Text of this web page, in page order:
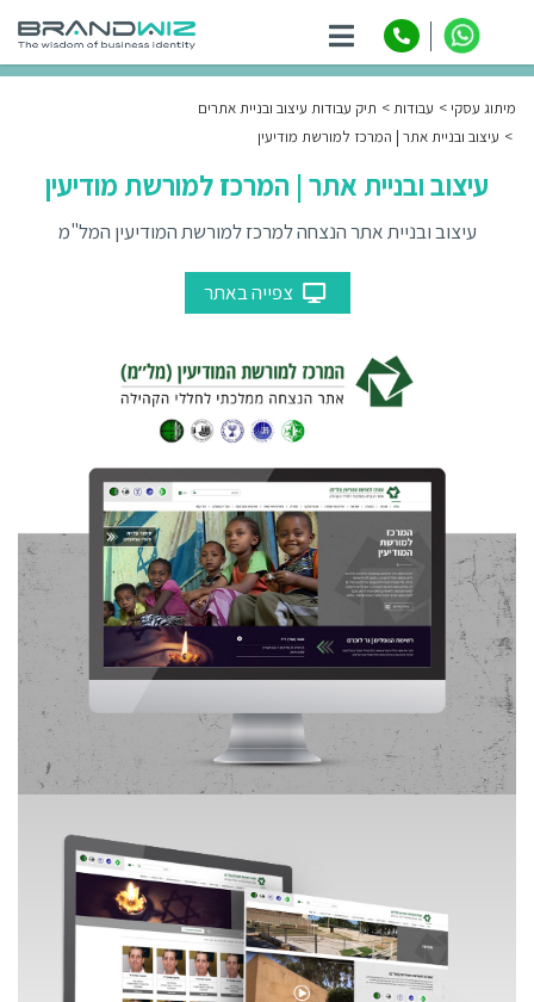
מיתוג עסקי עבודות
תיק עבודות עיצוב ובניית אתרים
עיצוב ובניית אתר | המרכז למורשת מודיעין
עיצוב ובניית אתר | המרכז למורשת מודיעין
עיצוב ובניית אתר הנצחה למרכז למורשת המודיעין המל"מ
צפייה באתר